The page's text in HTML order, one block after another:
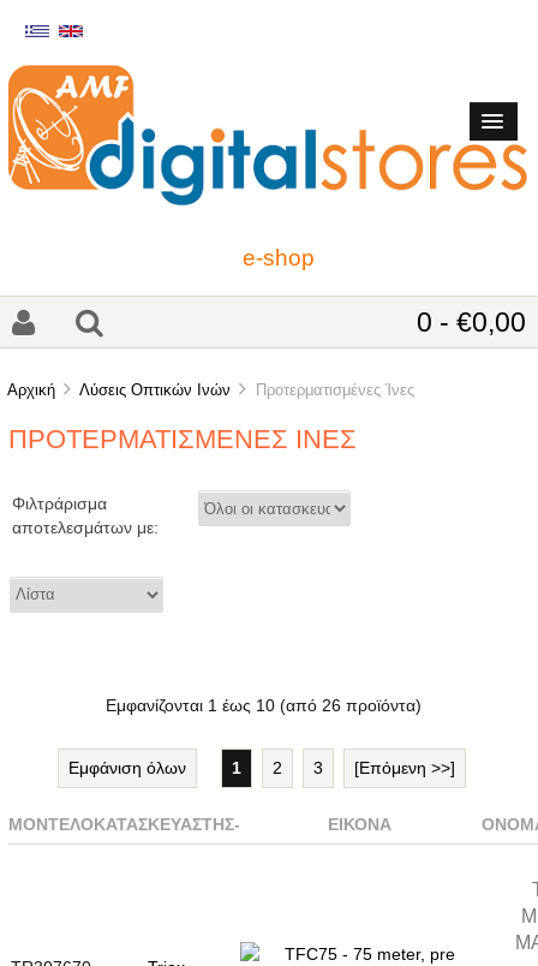
e-shop
0 - €0,00
Αρχική Λύσεις Οπτικών Ινών Προτερματισμένες Ίνες
ΠΡΟΤΕΡΜΑΤΙΣΜΈΝΕΣ ΊΝΕΣ
Φιλτράρισμα
αποτελεσμάτων με:
Εμφανίζονται 1 έως 10 (από 26 προϊόντα)
Εμφάνιση όλων 1 2 3 [Επόμενη >>]
ΜΟΝΤΈΛΟΚΑΤΑΣΚΕΥΑΣΤΉΣ- ΕΙΚΌΝΑ